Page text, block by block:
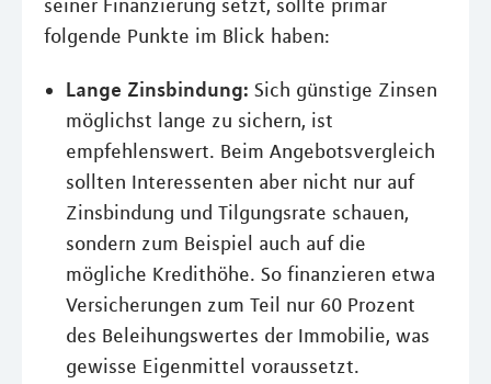
seiner Finanzierung setzt, sollte primär
folgende Punkte im Blick haben:
Lange Zinsbindung: Sich günstige Zinsen
möglichst lange zu sichern, ist
empfehlenswert. Beim Angebotsvergleich
sollten Interessenten aber nicht nur auf
Zinsbindung und Tilgungsrate schauen,
sondern zum Beispiel auch auf die
mögliche Kredithöhe. So finanzieren etwa
Versicherungen zum Teil nur 60 Prozent
des Beleihungswertes der Immobilie, was
gewisse Eigenmittel voraussetzt.